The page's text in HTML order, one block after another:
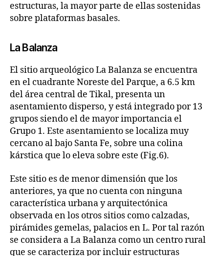
estructuras, la mayor parte de ellas sostenidas
sobre plataformas basales.
La Balanza
El sitio arqueológico La Balanza se encuentra
en el cuadrante Noreste del Parque, a 6.5 km
del área central de Tikal, presenta un
asentamiento disperso, y está integrado por 13
grupos siendo el de mayor importancia el
Grupo 1. Este asentamiento se localiza muy
cercano al bajo Santa Fe, sobre una colina
kárstica que lo eleva sobre este (Fig.6).
Este sitio es de menor dimensión que los
anteriores, ya que no cuenta con ninguna
característica urbana y arquitectónica
observada en los otros sitios como calzadas,
pirámides gemelas, palacios en L. Por tal razón
se considera a La Balanza como un centro rural
que se caracteriza por incluir estructuras